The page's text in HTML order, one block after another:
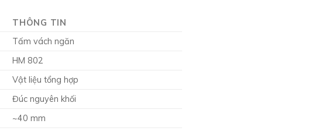
THÔNG TIN
Tấm vách ngăn
HM 802
Vật liệu tổng hợp
Đúc nguyên khối
~40 mm